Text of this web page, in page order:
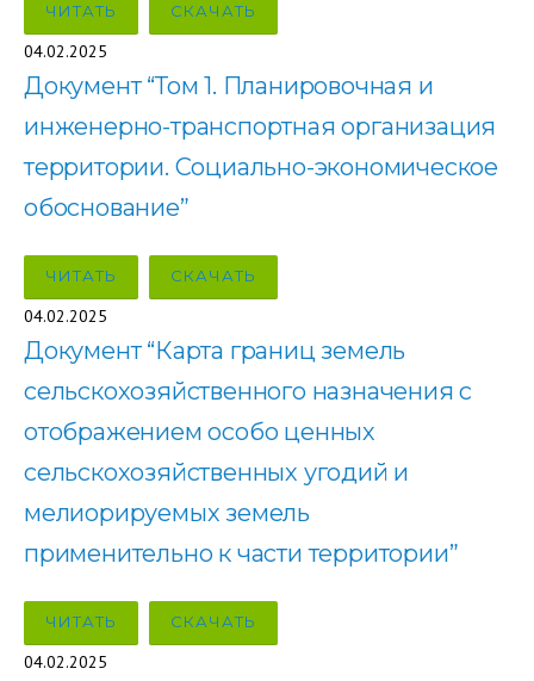
ЧИТАТЬ СКАЧАТЬ
04.02.2025
Документ “Том 1. Планировочная и
инженерно-транспортная организация
территории. Социально-экономическое
обоснование”
ЧИТАТЬ СКАЧАТЬ
04.02.2025
Документ “Карта границ земель
сельскохозяйственного назначения с
отображением особо ценных
сельскохозяйственных угодий и
мелиорируемых земель
применительно к части территории”
ЧИТАТЬ СКАЧАТЬ
04.02.2025